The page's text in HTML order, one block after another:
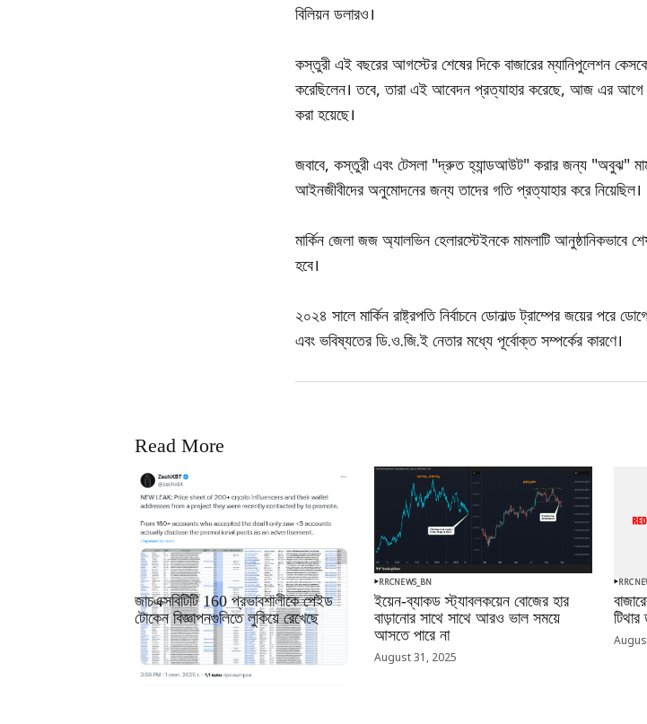
বিলিয়ন ডলারও।
কস্তুরী এই বছরের আগস্টের শেষের দিকে বাজারের ম্যানিপুলেশন
করেছিলেন। তবে, তারা এই আবেদন প্রত্যাহার করেছে, আজ এর আগে
করা হয়েছে।
জবাবে, কস্তুরী এবং টেসলা "দ্রুত হ্যান্ডআউট" করার জন্য "অবুঝ"
আইনজীবীদের অনুমোদনের জন্য তাদের গতি প্রত্যাহার করে নিয়েছিল।
মার্কিন জেলা জজ অ্যালভিন হেলারস্টেইনকে মামলাটি
হবে।
২০২৪ সালে মার্কিন রাষ্ট্রপতি নির্বাচনে ডোনাল্ড ট্রাম্পের জয়ের
এবং ভবিষ্যতের ডি.ও.জি.ই নেতার মধ্যে পূর্বোক্ত সম্পর্কের কারণে।
Read More
RRCNEWS_BN
জাচএক্সবিটিটি 160 প্রভাবশালীকে পেইড
টোকেন বিজ্ঞাপনগুলিতে লুকিয়ে রেখেছে
September 01, 2025
RRCNEWS_BN
ইয়েন-ব্যাকড স্ট্যাবলকয়েন বোজের হার
বাড়ানোর সাথে সাথে আরও ভাল সময়ে
আসতে পারে না
August 31, 2025